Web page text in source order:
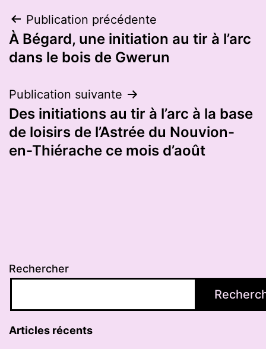
Navigation
de
Publication précédente
À Bégard, une initiation au tir à l’arc
dans le bois de Gwerun
Publication suivante
Des initiations au tir à l’arc à la base
de loisirs de l’Astrée du Nouvion-
en-Thiérache ce mois d’août
Rechercher
Articles récents